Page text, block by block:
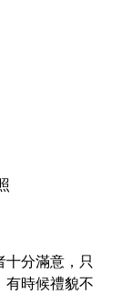
十分滿意，只
有時候禮貌不